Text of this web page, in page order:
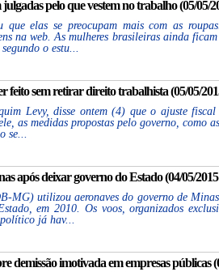
pelo que vestem no trabalho (05/05/
que elas se preocupam mais com as
na web. As mulheres brasileiras ainda
o estu...
feito sem retirar direito trabalhista (05/05/
Levy, disse ontem (4) que o ajuste
as medidas propostas pelo governo, como
se...
após deixar governo do Estado (04/05/
MG) utilizou aeronaves do governo de
em 2010. Os voos, organizados
já hav...
demissão imotivada em empresas públicas